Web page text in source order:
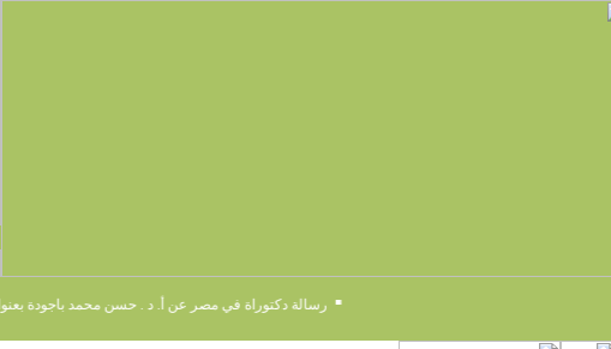
رسالة دكتوراة في مصر عن أ. د . حسن محمد باجودة بعنوان